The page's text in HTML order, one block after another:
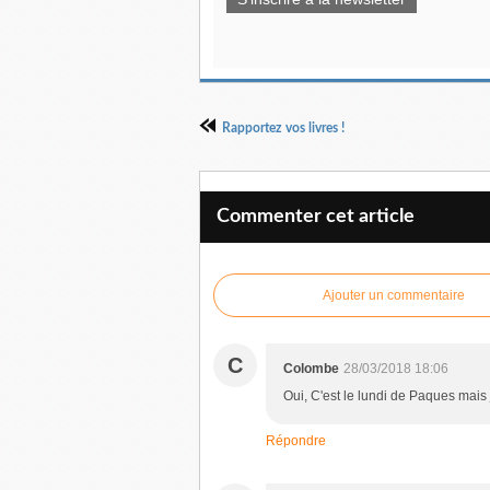
Rapportez vos livres !
Commenter cet article
Ajouter un commentaire
C Colombe 28/03/2018 18:06
Oui, C'est le lundi de Paques
Répondre